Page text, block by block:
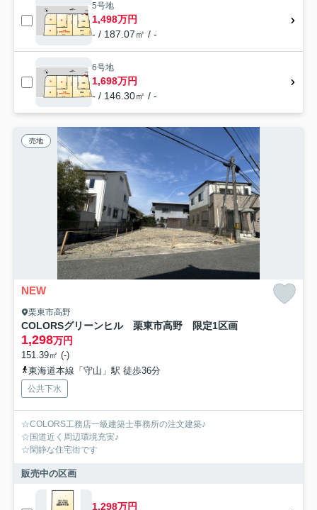
5号地
1,498万円
- / 187.07㎡ / -
6号地
1,698万円
- / 146.30㎡ / -
売地
NEW
栗東市高野
COLORSグリーンヒル 栗東市高野 限定1区画
1,298万円
151.39㎡ (-)
東海道本線「守山」駅 徒歩36分
公共下水
☆COLORS工務店一級建築士事務所の注文建築♪
☆国道近く周辺環境充実♪
☆閑静な住宅街です
販売中の区画
1,298万円